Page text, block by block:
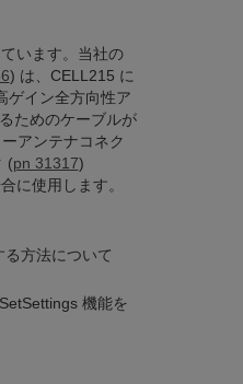
います。当社の
) は、 CELL215 に
ゲイン全方向性ア
ためのケーブルが
アンテナコネク
(pn 31317)
に使用します。
方法について
機能を